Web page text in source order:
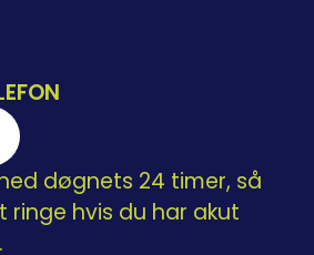
døgnets 24 timer, så
ringe hvis du har akut